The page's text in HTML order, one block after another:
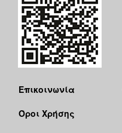
Επικοινωνία
Όροι Χρήσης